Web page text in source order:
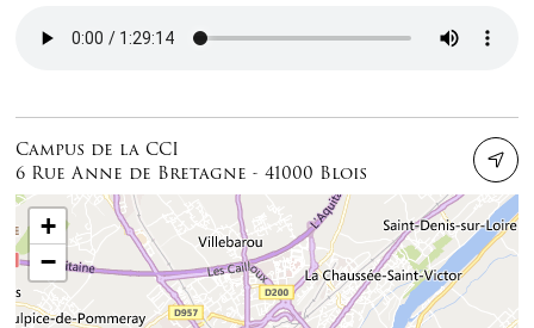
Campus de la CCI
6 Rue Anne de Bretagne - 41000 Blois
+
−